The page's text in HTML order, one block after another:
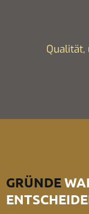
GRÜNDE